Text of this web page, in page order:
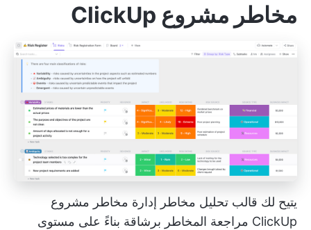
مخاطر مشروع ClickUp
يتيح لك قالب تحليل مخاطر إدارة مخاطر مشروع
ClickUp مراجعة المخاطر برشاقة بناءً على مستوى